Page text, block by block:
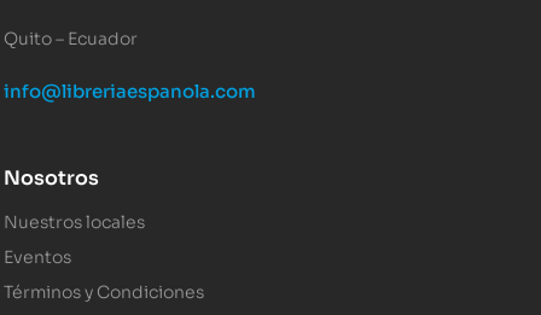
Quito – Ecuador
info@libreriaespanola.com
Nosotros
Nuestros locales
Eventos
Términos y Condiciones